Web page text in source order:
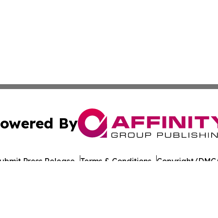
By
Press Release Terms & Conditions Copyright/